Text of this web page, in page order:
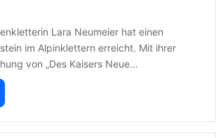
Lara Neumeier hat einen
im Alpinklettern erreicht. Mit ihrer
von „Des Kaisers Neue…